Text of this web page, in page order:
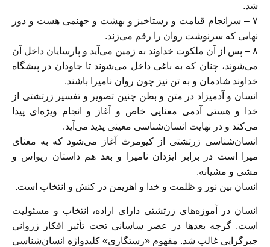
شد.
۷ – سرانجام قیامت و رستاخیز و بهشت و جهنمی هست و دور
نهایی که سرنوشت روان را رقم می‌زند.
۸ – پس از آن ملکوت خداوند به زمین می‌آید و پارسایان داخل آن
می‌شوند، چنان که به باغی داخل می‌شوند تا جاودان در پیشگاه
خداوند شادمان و به تن نیز چون روان نامیرا باشند.
انسان و آدمیزاد در متن و بطن چنین تصویر و تفسیر زرتشتی از
خدا و هستی آدمی معنایی خاص و آغاز و انجام ویژه‌ای پیدا
می‌کند و در ‌‌نهایت انسان‌شناسی معینی پدید می‌آید.
انسان‌شناسی زرتشتی از کیومرث آغاز می‌شود که به معنای
میرا است در برابر ایزدان نامیرا و بعد هم داستان ریواس و
مشی و مشیانه.
انسان بین نور و ظلمت و خدا و اهریمن در کنش و انتخاب است.
انسان در آموزه‌های زرتشتی دارای اراده، انتخاب و مسئولیت
است. گرچه بعد‌ها در عصر ساسانی تحت تأثیر افکار زروانی
جبرگرایی غالب شد. مفهوم «رستگاری» کلیدواژه انسان‌شناسی